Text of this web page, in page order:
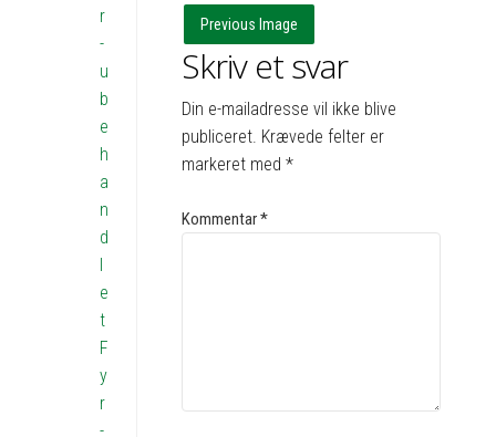
Previous Image
Skriv et svar
Din e-mailadresse vil ikke blive
publiceret. Krævede felter er
markeret med*
Kommentar*
r
-
u
b
e
h
a
n
d
l
e
t
F
y
r
-